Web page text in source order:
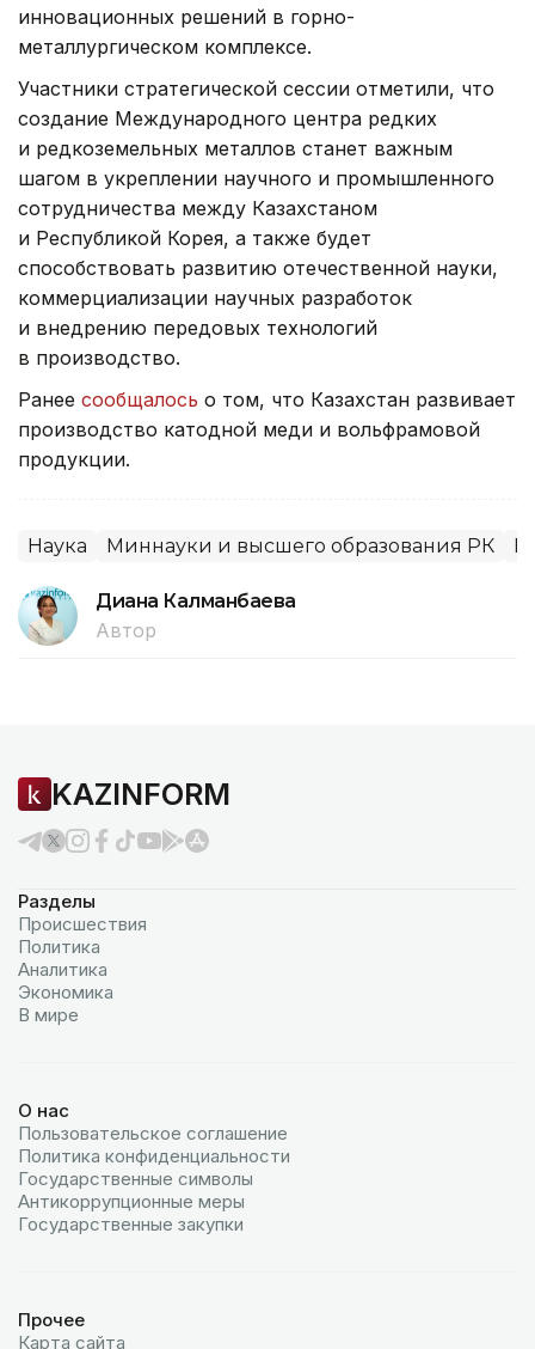
инновационных решений в горно-
металлургическом комплексе.
Участники стратегической сессии отметили, что
создание Международного центра редких
и редкоземельных металлов станет важным
шагом в укреплении научного и промышленного
сотрудничества между Казахстаном
и Республикой Корея, а также будет
способствовать развитию отечественной науки,
коммерциализации научных разработок
и внедрению передовых технологий
в производство.
Ранее сообщалось о том, что Казахстан развивает
производство катодной меди и вольфрамовой
продукции.
Наука Миннауки и высшего образования РК
Диана Калманбаева
Автор
KAZINFORM
Разделы
Происшествия
Политика
Аналитика
Экономика
В мире
О нас
Пользовательское соглашение
Политика конфиденциальности
Государственные символы
Антикоррупционные меры
Государственные закупки
Прочее
Карта сайта